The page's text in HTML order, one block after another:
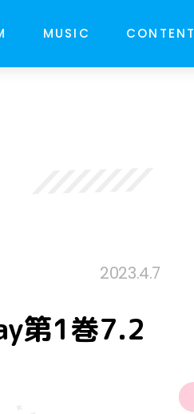
MUSIC CONTENT
2023.4.7
第1巻7.2